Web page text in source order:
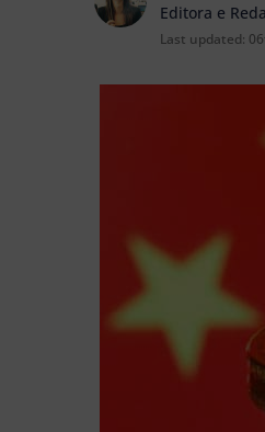
Editora e
Last updated: